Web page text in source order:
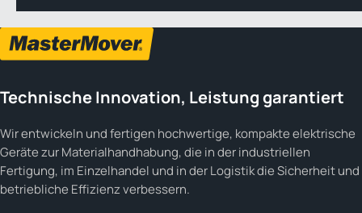
Technische Innovation, Leistung garantiert
Wir entwickeln und fertigen hochwertige, kompakte elektrische
Geräte zur Materialhandhabung, die in der industriellen
Fertigung, im Einzelhandel und in der Logistik die Sicherheit und
betriebliche Effizienz verbessern.